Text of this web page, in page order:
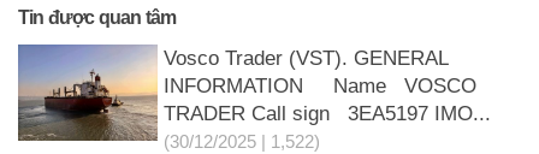
Tin được quan tâm
Vosco Trader (VST). GENERAL
INFORMATION Name VOSCO
TRADER Call sign 3EA5197 IMO...
(30/12/2025 | 1,522)